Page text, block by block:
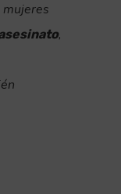
mujeres
,